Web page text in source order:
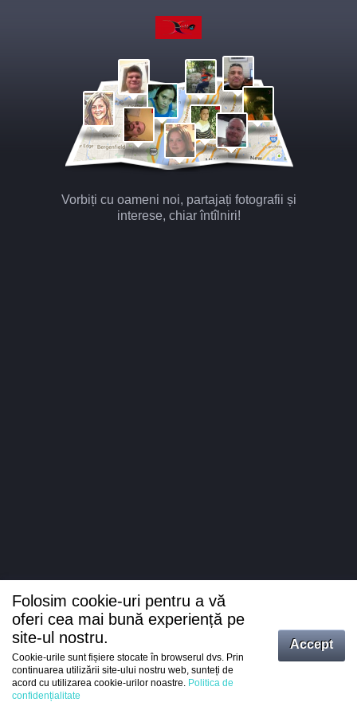
Vorbiți cu oameni noi, partajați fotografii și
interese, chiar întîlniri!
Intrați
Folosim cookie-uri pentru a vă
oferi cea mai bună experiență pe
site-ul nostru.
Cookie-urile sunt fișiere stocate în browserul dvs. Prin
continuarea utilizării site-ului nostru web, sunteți de
acord cu utilizarea cookie-urilor noastre. Politica de
confidențialitate
Accept